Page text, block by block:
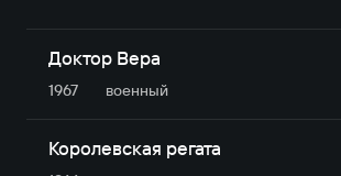
Доктор Вера
1967 военный
Королевская регата